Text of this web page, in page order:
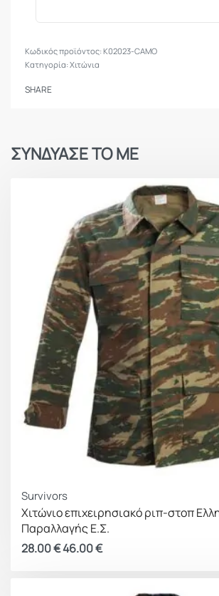
Ενισχυμένοι αγκώνες για
σημάτων
Οπές στα μανίκια για τοποθέτηση
Διαμόρφωση τσεπών
2 Large (13*14εκ) τσέπες στήθους
καπάκι
0.65 Kg (Μέγεθος Large)
K02023-CAMO
Κατηγορία:Χιτώνια
SHARE
ΣΥΝΔΥΑΣΕ ΤΟ ΜΕ
Survivors
Χιτώνιο επιχειρησιακό ριπ-στοπ
Παραλλαγής Ε.Σ.
28.00€46.00€